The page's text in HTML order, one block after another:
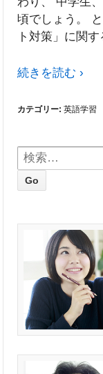
頃でしょう。
ト対策」に関
続きを読む ›
カテゴリー: 英語学習
検索: